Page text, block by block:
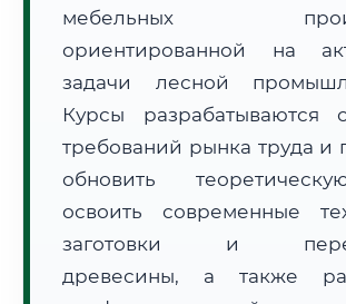
📜 Документы и аккредитация
🔍Нажмите на документ для увеличения и
мебельных
ориентированной на
задачи лесной
Курсы разрабатываются
требований рынка труда и
обновить
освоить современные
заготовки и
древесины, а также